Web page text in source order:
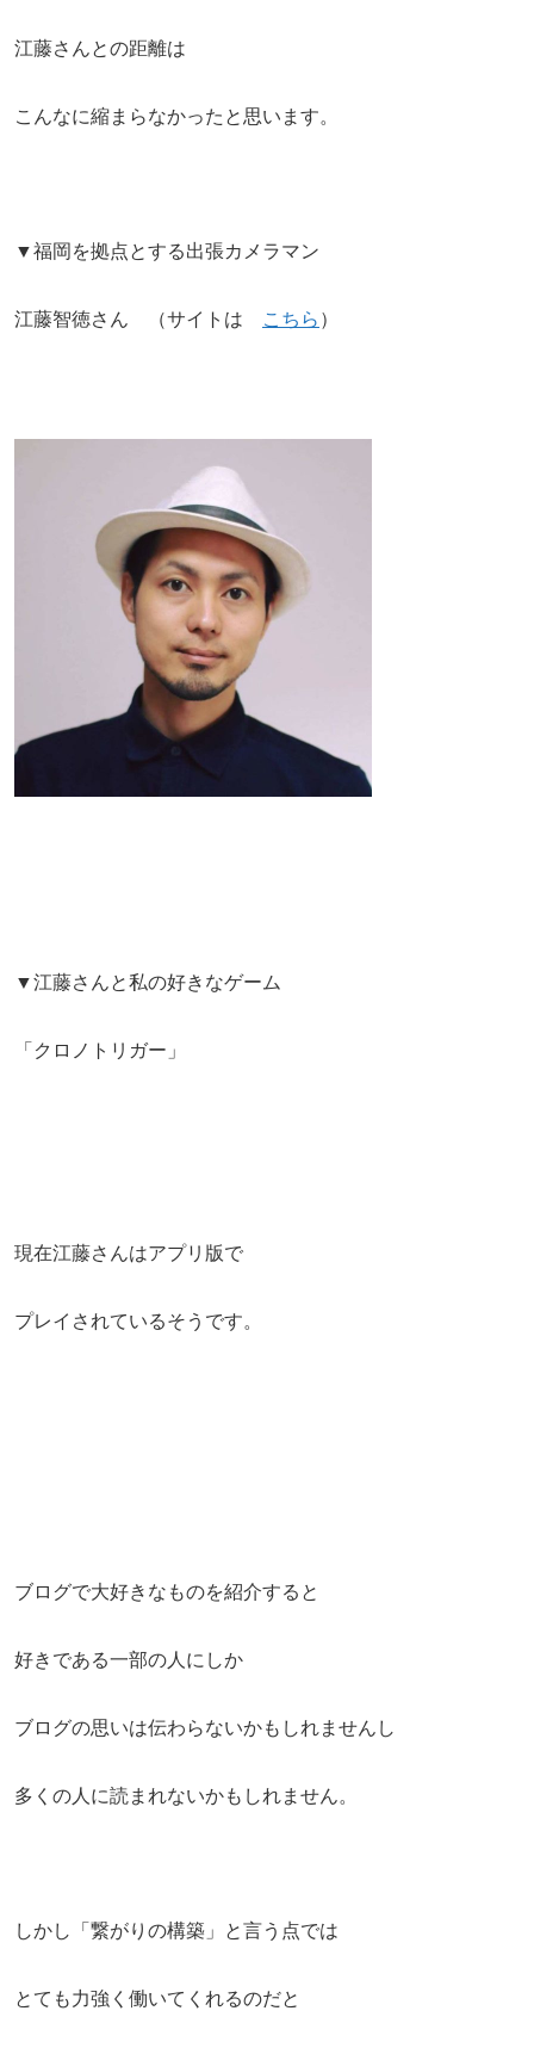
江藤さんとの距離は
こんなに縮まらなかったと思います。
▼福岡を拠点とする出張カメラマン
江藤智徳さん （サイトは こちら ）
▼江藤さんと私の好きなゲーム
「クロノトリガー」
現在江藤さんはアプリ版で
プレイされているそうです。
ブログで大好きなものを紹介すると
好きである一部の人にしか
ブログの思いは伝わらないかもしれませんし
多くの人に読まれないかもしれません。
しかし「繋がりの構築」と言う点では
とても力強く働いてくれるのだと